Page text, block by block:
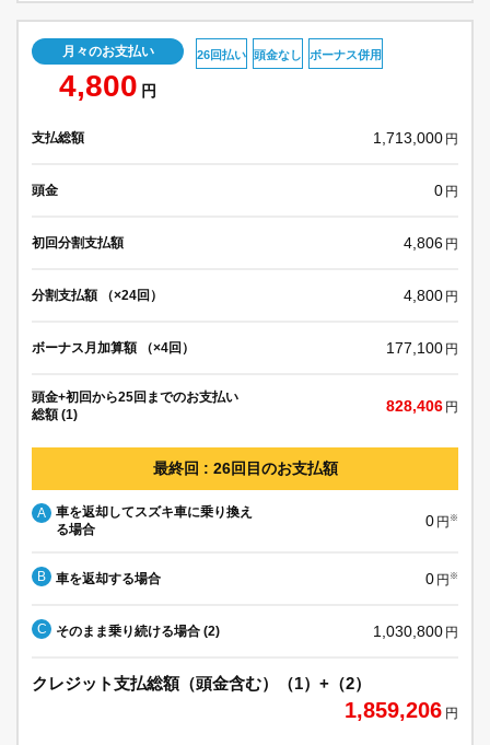
月々のお支払い
4,800 円
26回払い 頭金なし ボーナス併用
支払総額 1,713,000 円
頭金 0 円
初回分割支払額 4,806 円
分割支払額 （×24回） 4,800 円
ボーナス月加算額 （×4回） 177,100 円
頭金+初回から25回までのお支払い
総額 (1)
828,406 円
最終回 : 26回目のお支払額
A
車を返却してスズキ車に乗り換え
る場合
0 円 ※
B 車を返却する場合 0 円 ※
C そのまま乗り続ける場合 (2) 1,030,800 円
クレジット支払総額（頭金含む）（1）+（2）
1,859,206 円